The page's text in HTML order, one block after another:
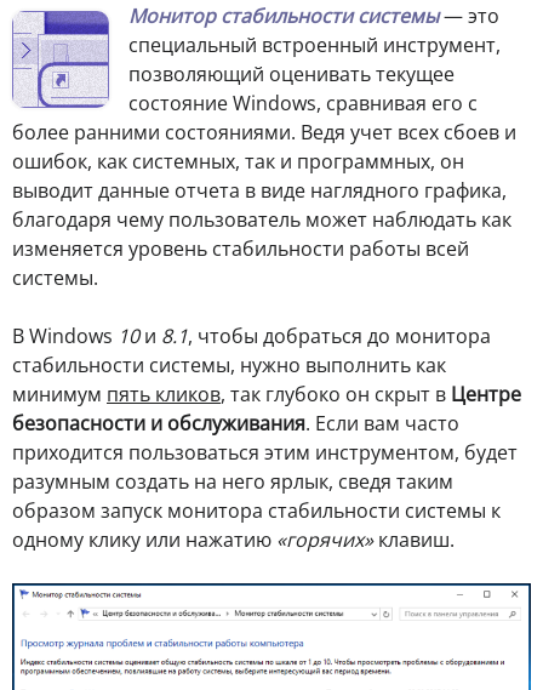
Монитор стабильности системы— это
специальный встроенный инструмент,
позволяющий оценивать текущее
состояние Windows, сравнивая его с
более ранними состояниями. Ведя учет всех сбоев и
ошибок, как системных, так и программных, он
выводит данные отчета в виде наглядного графика,
благодаря чему пользователь может наблюдать как
изменяется уровень стабильности работы всей
системы.
В Windows 10и 8.1, чтобы добраться до монитора
стабильности системы, нужно выполнить как
минимум пять кликов, так глубоко он скрыт в Центре
безопасности и обслуживания. Если вам часто
приходится пользоваться этим инструментом, будет
разумным создать на него ярлык, сведя таким
образом запуск монитора стабильности системы к
одному клику или нажатию «горячих»клавиш.